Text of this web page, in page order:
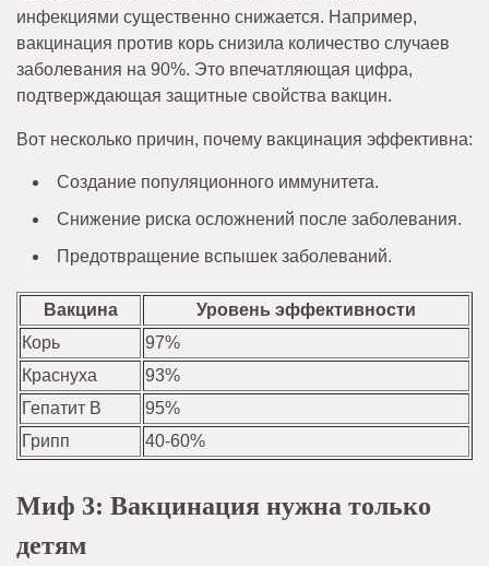
инфекциями существенно снижается. Например,
вакцинация против корь снизила количество случаев
заболевания на 90%. Это впечатляющая цифра,
подтверждающая защитные свойства вакцин.
Вот несколько причин, почему вакцинация эффективна:
Создание популяционного иммунитета.
Снижение риска осложнений после заболевания.
Предотвращение вспышек заболеваний.
Вакцина
Уровень эффективности
Корь
97%
Краснуха
93%
Гепатит B
95%
Грипп
40-60%
Миф 3: Вакцинация нужна только
детям